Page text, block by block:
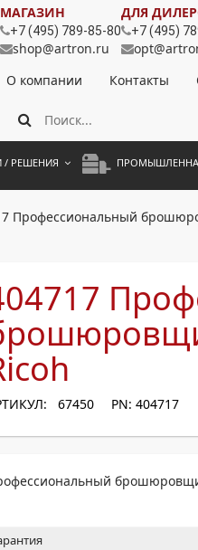
МАГАЗИН
+7 (495) 789-85-80
shop@artron.ru
ДЛЯ
+7 (495)
О компании
Контакты
/ РЕШЕНИЯ
Профессиональный
67450 PN: 404717